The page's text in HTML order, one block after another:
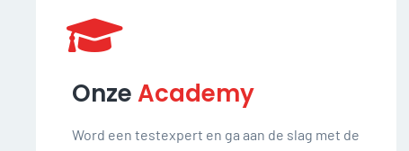
OnzeAcademy
Word een testexpert en ga aan de slag met de